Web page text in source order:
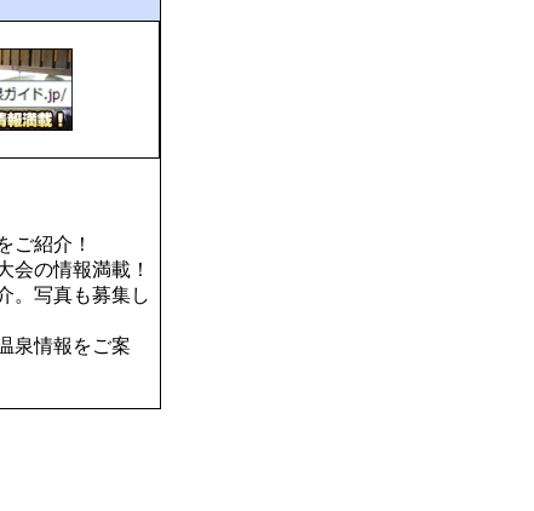
ご紹介！
会の情報満載！
。写真も募集し
泉情報をご案